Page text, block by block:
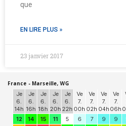
que
EN LIRE PLUS »
23 janvier 2017